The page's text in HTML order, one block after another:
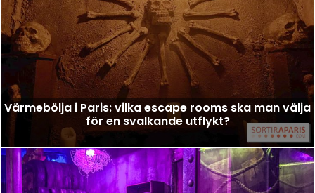
Värmebölja i Paris: vilka escape rooms ska man välja
för en svalkande utflykt?